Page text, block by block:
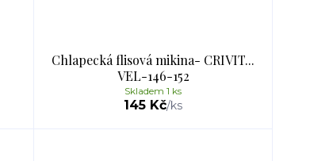
Chlapecká flisová mikina- CRIVIT...
VEL-146-152
145 Kč/ks
Skladem 1 ks